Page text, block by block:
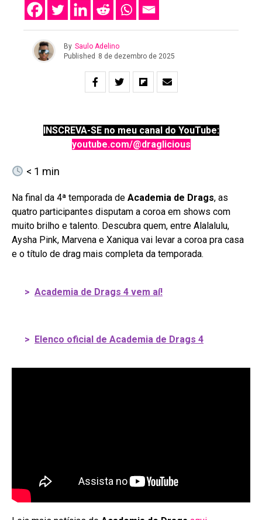
By Saulo Adelino
Published 8 de dezembro de 2025
INSCREVA-SE no meu canal do YouTube:
youtube.com/@draglicious
< 1 min
Na final da 4ª temporada de Academia de Drags, as
quatro participantes disputam a coroa em shows com
muito brilho e talento. Descubra quem, entre Alalalulu,
Aysha Pink, Marvena e Xaniqua vai levar a coroa pra casa
e o título de drag mais completa da temporada.
> Academia de Drags 4 vem aí!
> Elenco oficial de Academia de Drags 4